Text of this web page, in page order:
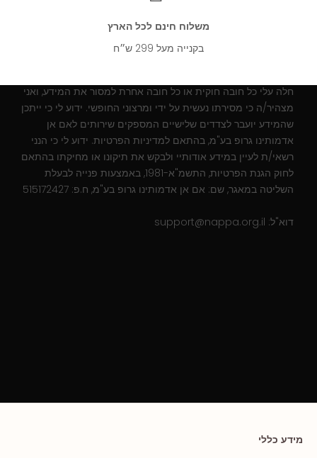
משלוח חינם לכל הארץ
בקנייה מעל 299 ש״ח
אני מאשר/ת לעשות שימוש בפרטיי לצורך משלוח מידע שיווקי
חלה עלי כל חובה חוקית או כל חובה אחרת למסור את המידע, ואני
מצהיר/ה כי מסירתו נעשית על ידי ומרצוני החופשי. ידוע לי כי ייתכן
שהמידע יועבר לצדדים שלישיים המספקים שירותים לאם אן
אדמותינו גרופ בע"מ, בהתאם למדיניות הפרטיות. ידוע לי כי הנני
רשאי/ת לעיין במידע אודותיי ולבקש את תיקונו או מחיקתו בהתאם
לחוק הגנת הפרטיות, התשמ"א-1981, באמצעות פנייה לבעלת
השליטה במאגר, שם: אם אן אדמותינו גרופ בע"מ, ח.פ: 515172427
דוא"ל: support@nappa.org.il
מידע כללי